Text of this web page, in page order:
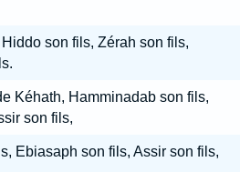
son fils, Zérah son fils,
Kéhath, Hamminadab son fils,
son fils,
Ebiasaph son fils, Assir son fils,